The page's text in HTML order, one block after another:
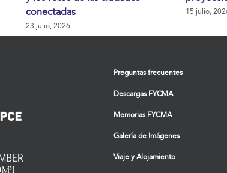
conectadas
23 julio, 2026
15 julio,
Preguntas frecuentes
Descargas FYCMA
Memorias FYCMA
Galería de Imágenes
Viaje y Alojamiento